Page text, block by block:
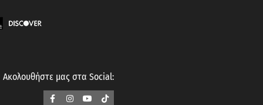
Ακολουθήστε μας στα Social: